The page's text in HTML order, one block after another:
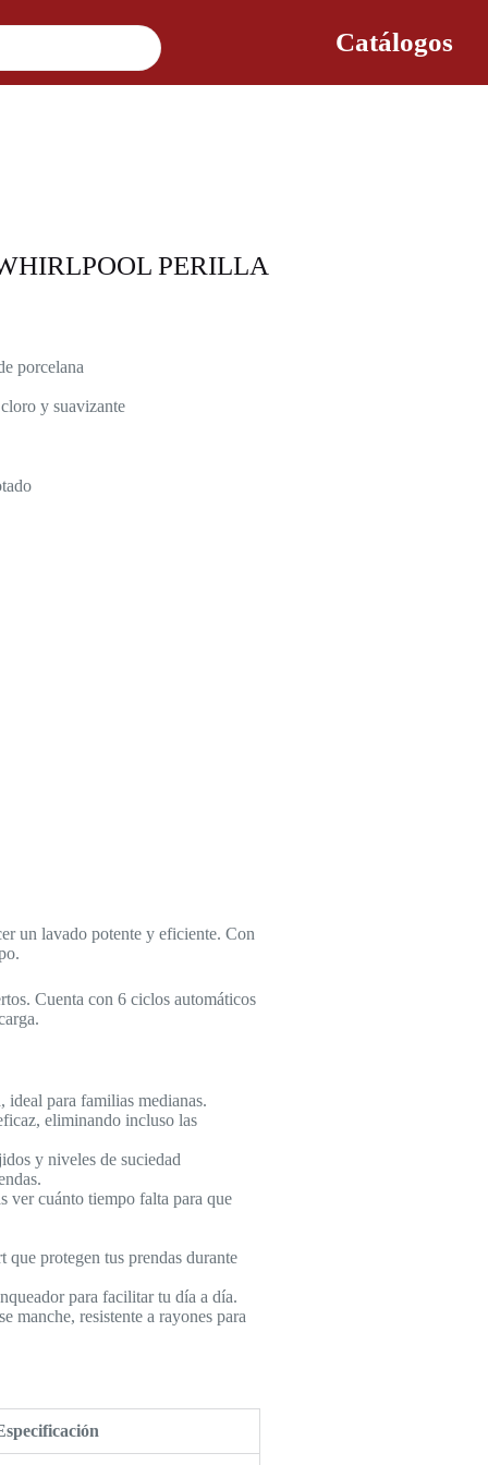
Catálogos
PERILLA
porcelana
y suavizante
un lavado potente y eficiente. Con
Cuenta con 6 ciclos automáticos
ideal para familias medianas.
eliminando incluso las
y niveles de suciedad
ver cuánto tiempo falta para que
protegen tus prendas durante
para facilitar tu día a día.
manche, resistente a rayones para